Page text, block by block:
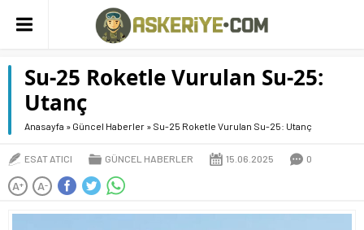
Su-25 Roketle Vurulan Su-25:
Utanç
Anasayfa » Güncel Haberler » Su-25 Roketle Vurulan Su-25: Utanç
ESAT ATICI GÜNCEL HABERLER 15.06.2025 0
A+ A-